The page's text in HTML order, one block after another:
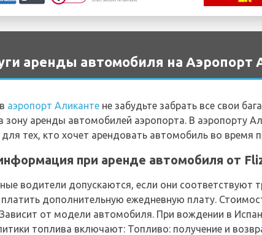
аренды автомобиля на Аэропорт
аэропорт Аликанте не забудьте забрать все свои
зону аренды автомобилей аэропорта. В аэропорту
для тех, кто хочет арендовать автомобиль во время
при аренде автомобиля от
водители допускаются, если они соответствуют
дополнительную ежедневную плату.
от модели автомобиля. При вождении в
топлива включают: Топливо: получение и